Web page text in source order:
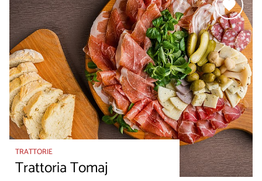
TRATTORIE
Trattoria Tomaj